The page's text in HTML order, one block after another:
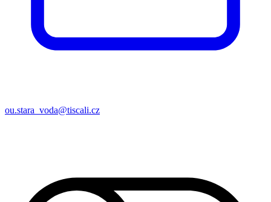
ou.stara_voda@tiscali.cz